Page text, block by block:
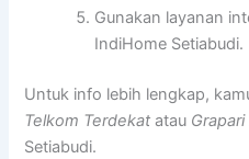
Gunakan layanan
IndiHome Setiabudi.
Untuk info lebih lengkap,
Telkom Terdekat atau
Setiabudi.